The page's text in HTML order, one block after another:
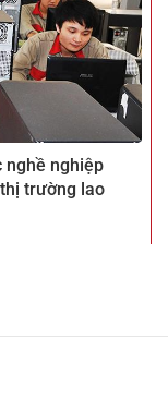
nghề nghiệp
trường lao